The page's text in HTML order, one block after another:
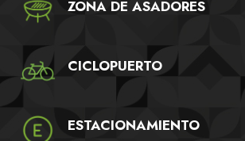
ZONA DE ASADORES
CICLOPUERTO
ESTACIONAMIENTO